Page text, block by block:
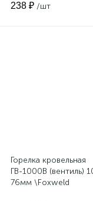
238 ₽ /шт
Горелка кровельная
ГВ-1000В (вентиль)
76мм \Foxweld